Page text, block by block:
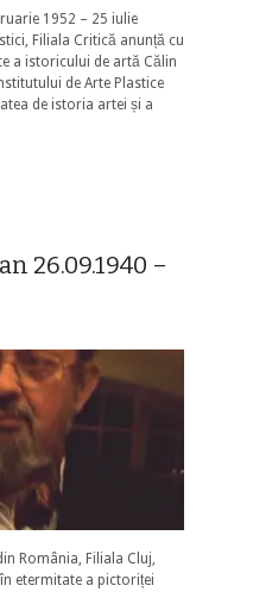
1952 – 25 iulie
Filiala Critică anunță cu
a istoricului de artă Călin
de Arte Plastice
de istoria artei și a
26.09.1940 –
România, Filiala Cluj,
etermitate a pictoriței